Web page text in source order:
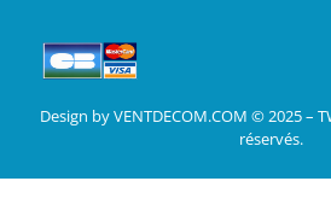
Design by VENTDECOM.COM © 2025 –
réservés.